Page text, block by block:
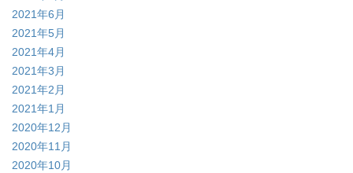
2021年6月
2021年5月
2021年4月
2021年3月
2021年2月
2021年1月
2020年12月
2020年11月
2020年10月